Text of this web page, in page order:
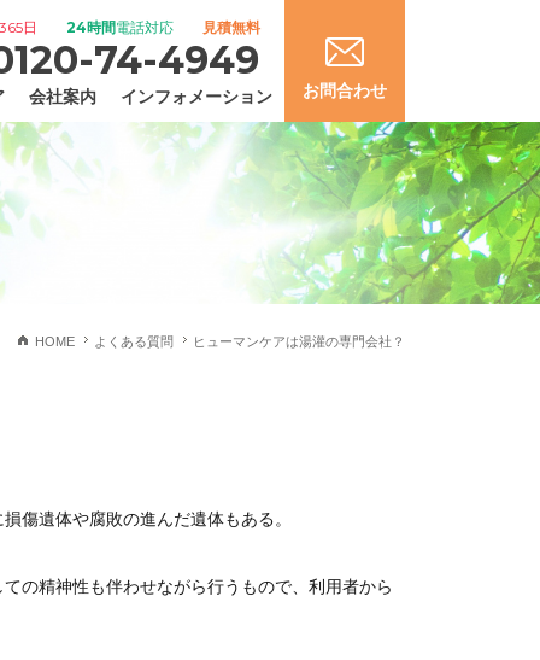
会社案内 インフォメーション お問合わせ
365日 24時間電話対応 見積無料
74-4949
HOME よくある質問 ヒューマンケアは湯灌の専門会社？
傷遺体や腐敗の進んだ遺体もある。
の精神性も伴わせながら行うもので、利用者から